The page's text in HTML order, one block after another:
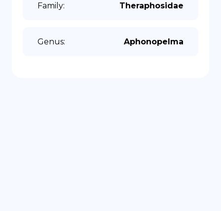
Family: Theraphosidae
Genus: Aphonopelma